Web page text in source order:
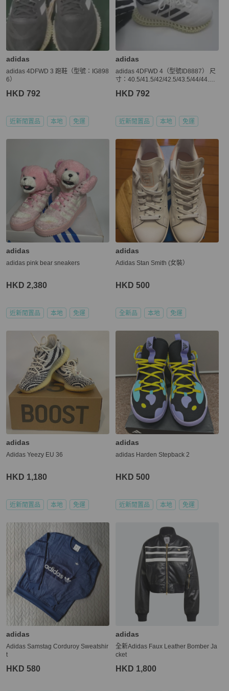
adidas
adidas 4DFWD 3 跑鞋（型號：IG898
6）
HKD 792
近新閒置品 本地 免運
adidas
adidas 4DFWD 4（型號ID8887） 尺
寸：40.5/41.5/42/42.5/43.5/44/44.5/4
HKD 792
近新閒置品 本地 免運
adidas
adidas pink bear sneakers
HKD 2,380
近新閒置品 本地 免運
adidas
Adidas Stan Smith (女裝）
HKD 500
全新品 本地 免運
adidas
Adidas Yeezy EU 36
HKD 1,180
近新閒置品 本地 免運
adidas
adidas Harden Stepback 2
HKD 500
近新閒置品 本地 免運
adidas
Adidas Samstag Corduroy Sweatshir
t
HKD 580
adidas
全新Adidas Faux Leather Bomber Ja
cket
HKD 1,800